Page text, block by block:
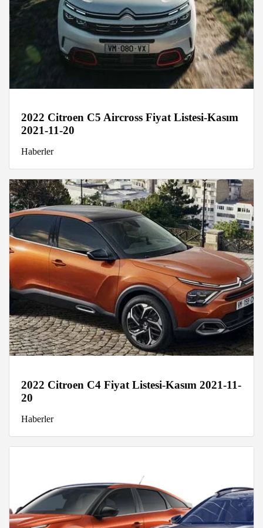
2022 Citroen C5 Aircross Fiyat Listesi-Kasım
2021-11-20
Haberler
2022 Citroen C4 Fiyat Listesi-Kasım 2021-11-
20
Haberler